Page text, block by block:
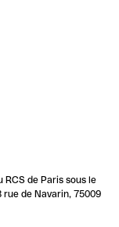
de Paris sous le
rue de Navarin, 75009